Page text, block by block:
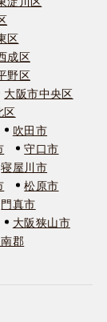
区
成区
野区
大阪市中央区
区
吹田市
守口市
寝屋川市
松原市
門真市
大阪狭山市
郡